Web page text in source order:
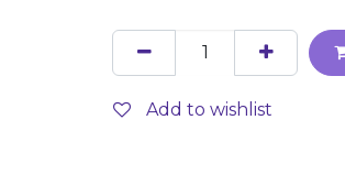
Add to wishlist